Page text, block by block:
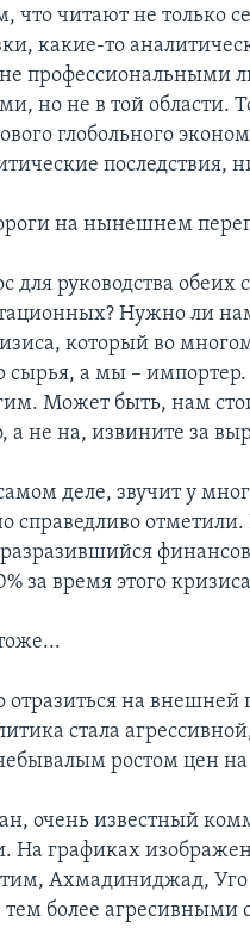
что читают не только
какие-то
профессиональными
но не в той области.
глобольного
последствия,
на нынешнем
для руководства
Нужно ли нам
который во
сырья, а мы –
Может быть, нам
а не на, извините за
деле, звучит у
справедливо
разразившийся
за время этого
на внешней
стала
ростом цен
очень известный
На графиках
Ахмадиниджад,
тем более агресивными